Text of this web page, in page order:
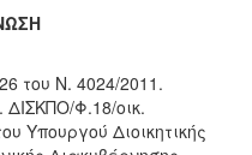
του Ν. 4024/2011.
ΔΙΣΚΠΟ/Φ.18/οικ.
Υπουργού Διοικητικής